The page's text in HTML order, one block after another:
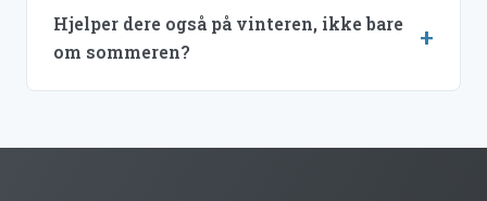
Hjelper dere også på vinteren, ikke bare
om sommeren?